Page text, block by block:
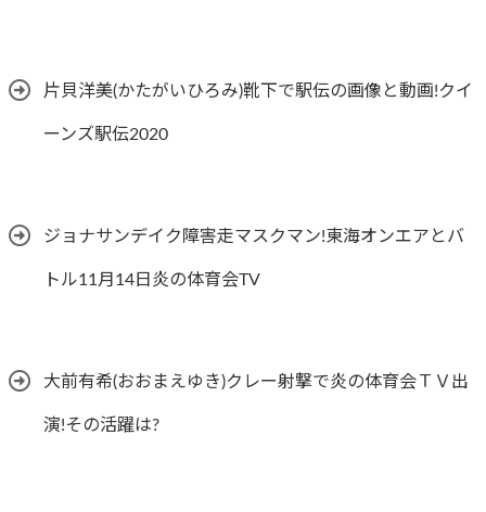
片貝洋美(かたがいひろみ)靴下で駅伝の画像と動画!クイ
ーンズ駅伝2020
ジョナサンデイク障害走マスクマン!東海オンエアとバ
トル11月14日炎の体育会TV
大前有希(おおまえゆき)クレー射撃で炎の体育会ＴＶ出
演!その活躍は?